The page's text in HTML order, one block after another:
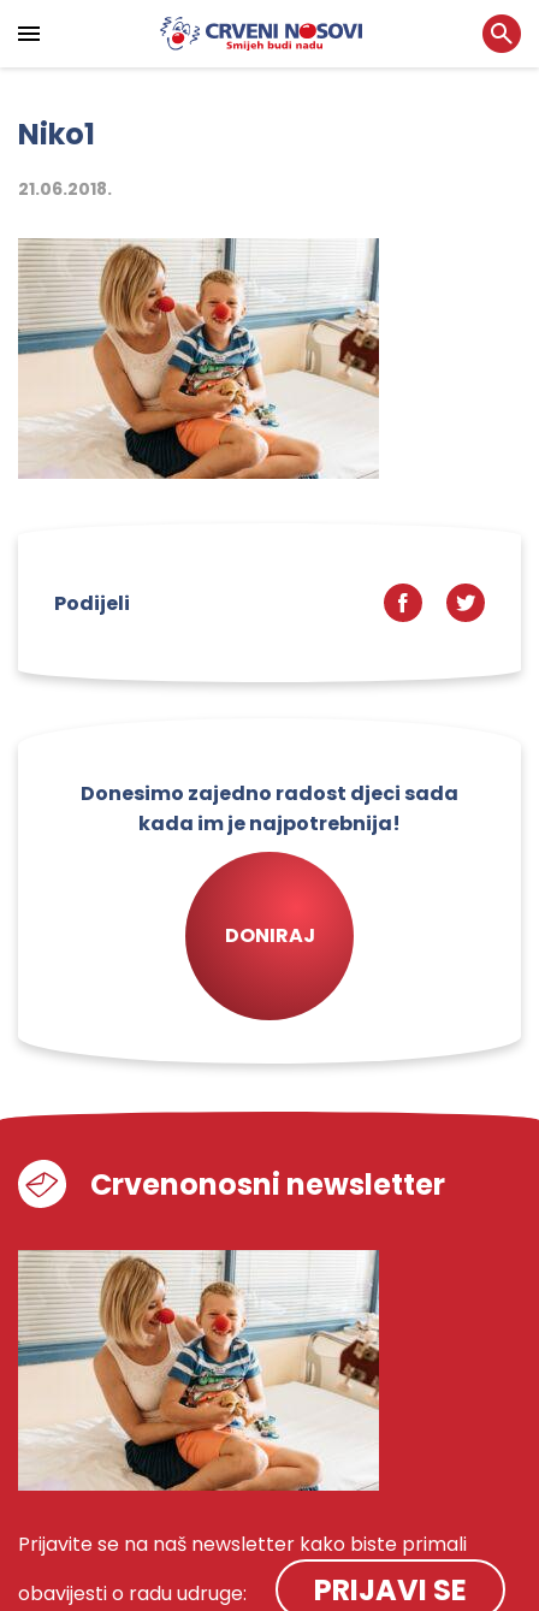
Niko1
21.06.2018.
Podijeli
Donesimo zajedno radost djeci sada
kada im je najpotrebnija!
DONIRAJ
Crvenonosni newsletter
Prijavite se na naš newsletter kako biste primali
obavijesti o radu udruge:
PRIJAVI SE